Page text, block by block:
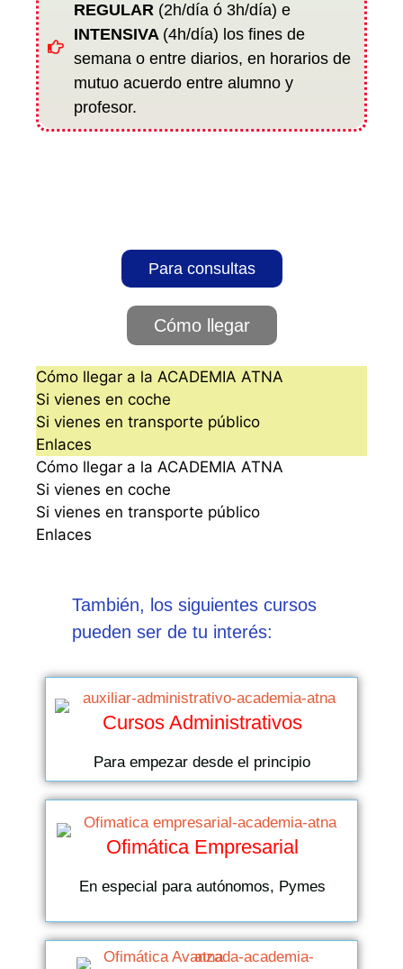
REGULAR(2h/día ó 3h/día) e
INTENSIVA (4h/día) los fines de
semana o entre diarios, en horarios de
mutuo acuerdo entre alumno y
profesor.
Para consultas
Cómo llegar
Cómo llegar a la ACADEMIA ATNA
Si vienes en coche
Si vienes en transporte público
Enlaces
Cómo llegar a la ACADEMIA ATNA
Si vienes en coche
Si vienes en transporte público
Enlaces
También, los siguientes cursos
pueden ser de tu interés:
Cursos Administrativos
Para empezar desde el principio
Ofimática Empresarial
En especial para autónomos, Pymes